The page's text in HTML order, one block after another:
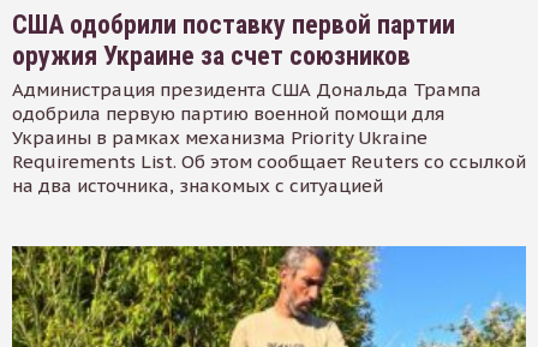
США одобрили поставку первой партии
оружия Украине за счет союзников
Администрация президента США Дональда Трампа
одобрила первую партию военной помощи для
Украины в рамках механизма Priority Ukraine
Requirements List. Об этом сообщает Reuters со ссылкой
на два источника, знакомых с ситуацией